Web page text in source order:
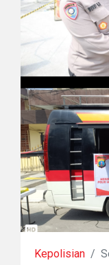
Kepolisian /